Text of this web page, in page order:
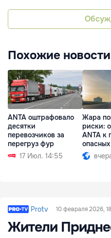
Похожие новости
ANTA оштрафовало
десятки
перевозчиков за
перегруз фур
17 Июл. 14:55
Жара
риски:
ANTA к
Protv 10 февраля 2026,
Жители